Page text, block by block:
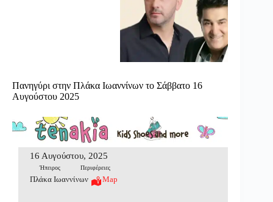
Πανηγύρι στην Πλάκα Ιωαννίνων το Σάββατο 16
Αυγούστου 2025
16 Αυγούστου, 2025
Ήπειρος Περιφέρειες
Πλάκα Ιωαννίνων Map